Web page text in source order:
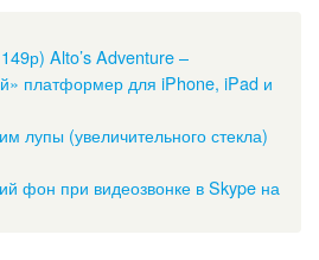
Alto’s Adventure –
платформер для iPhone, iPad и
лупы (увеличительного стекла)
фон при видеозвонке в Skype на